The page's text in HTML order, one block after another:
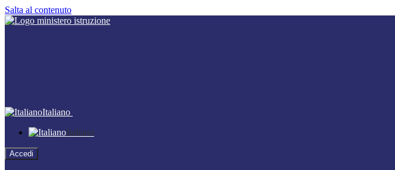
Salta al contenuto
Italiano
Italiano
Accedi